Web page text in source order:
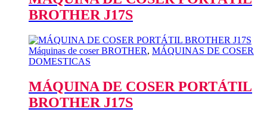
BROTHER J17S
Máquinas de coser BROTHER, MÁQUINAS DE COSER
DOMESTICAS
MÁQUINA DE COSER PORTÁTIL
BROTHER J17S